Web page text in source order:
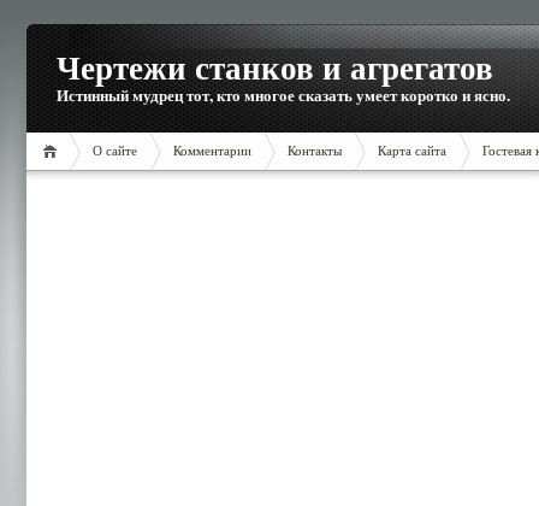
Чертежи станков и агрегатов
Истинный мудрец тот, кто многое сказать умеет коротко и ясно.
О сайте Комментарии Контакты Карта сайта Гостевая